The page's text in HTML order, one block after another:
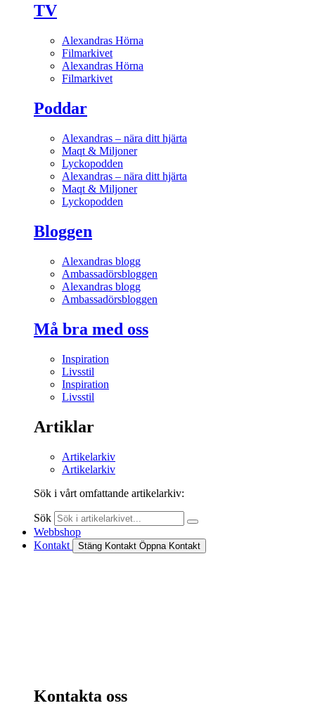
TV
Alexandras Hörna
Filmarkivet
Alexandras Hörna
Filmarkivet
Poddar
Alexandras – nära ditt hjärta
Maqt & Miljoner
Lyckopodden
Alexandras – nära ditt hjärta
Maqt & Miljoner
Lyckopodden
Bloggen
Alexandras blogg
Ambassadörsbloggen
Alexandras blogg
Ambassadörsbloggen
Må bra med oss
Inspiration
Livsstil
Inspiration
Livsstil
Artiklar
Artikelarkiv
Artikelarkiv
Sök i vårt omfattande artikelarkiv:
Sök
Webbshop
Kontakt
Stäng Kontakt Öppna Kontakt
Kontakta oss